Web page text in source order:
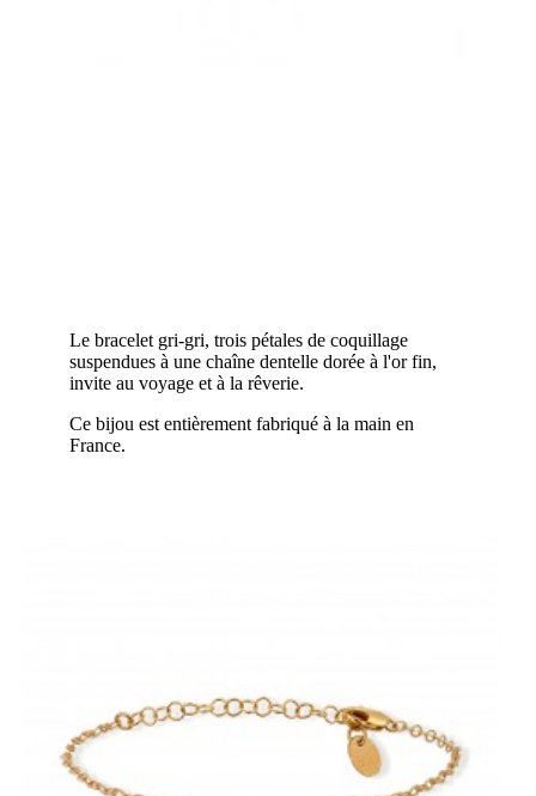
Le bracelet gri-gri, trois pétales de coquillage
suspendues à une chaîne dentelle dorée à l'or fin,
invite au voyage et à la rêverie.
Ce bijou est entièrement fabriqué à la main en
France.